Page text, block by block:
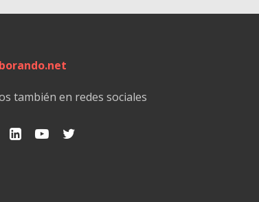
también en redes sociales